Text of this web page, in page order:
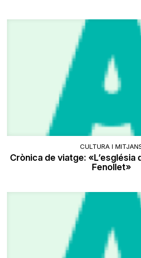
CULTURA I
Crònica de viatge: «L’església
Fenollet»